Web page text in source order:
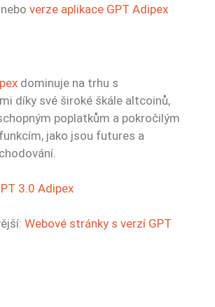
nebo verze aplikace GPT Adipex
dominuje na trhu s
díky své široké škále altcoinů,
poplatkům a pokročilým
jako jsou futures a
3.0 Adipex
Webové stránky s verzí GPT